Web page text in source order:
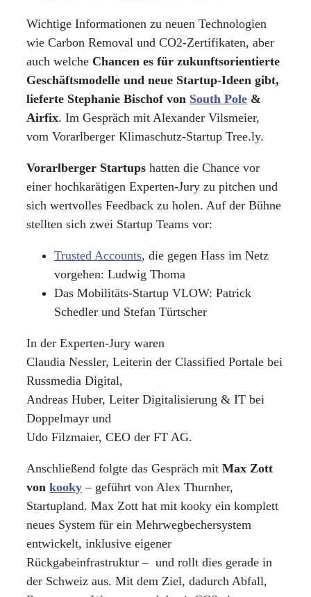
Wichtige Informationen zu neuen Technologien
wie Carbon Removal und CO2-Zertifikaten, aber
auch welche Chancen es für zukunftsorientierte
Geschäftsmodelle und neue Startup-Ideen gibt,
lieferte Stephanie Bischof von South Pole &
Airfix. Im Gespräch mit Alexander Vilsmeier,
vom Vorarlberger Klimaschutz-Startup Tree.ly.
Vorarlberger Startups hatten die Chance vor
einer hochkarätigen Experten-Jury zu pitchen und
sich wertvolles Feedback zu holen. Auf der Bühne
stellten sich zwei Startup Teams vor:
Trusted Accounts, die gegen Hass im Netz
vorgehen: Ludwig Thoma
Das Mobilitäts-Startup VLOW: Patrick
Schedler und Stefan Türtscher
In der Experten-Jury waren
Claudia Nessler, Leiterin der Classified Portale bei
Russmedia Digital,
Andreas Huber, Leiter Digitalisierung & IT bei
Doppelmayr und
Udo Filzmaier, CEO der FT AG.
Anschließend folgte das Gespräch mit Max Zott
von kooky – geführt von Alex Thurnher,
Startupland. Max Zott hat mit kooky ein komplett
neues System für ein Mehrwegbechersystem
entwickelt, inklusive eigener
Rückgabeinfrastruktur – und rollt dies gerade in
der Schweiz aus. Mit dem Ziel, dadurch Abfall,